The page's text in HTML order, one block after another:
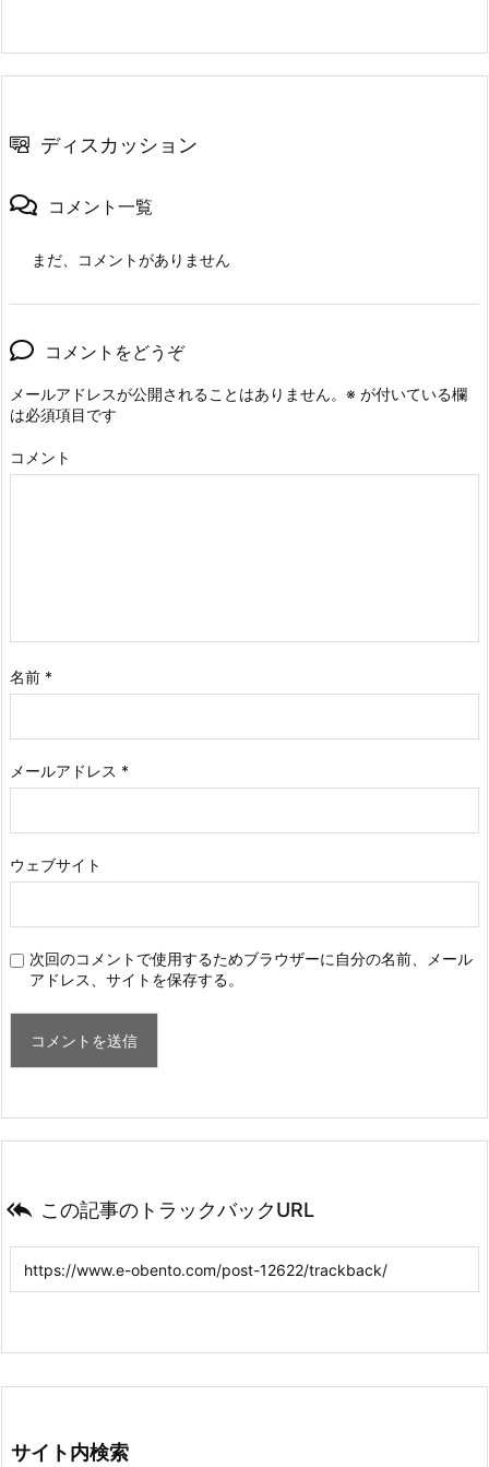
ディスカッション
コメント一覧
まだ、コメントがありません
コメントをどうぞ
メールアドレスが公開されることはありません。 ※ が付いている欄
は必須項目です
コメント
名前 *
メールアドレス *
ウェブサイト
次回のコメントで使用するためブラウザーに自分の名前、メール
アドレス、サイトを保存する。
 この記事のトラックバックURL
サイト内検索